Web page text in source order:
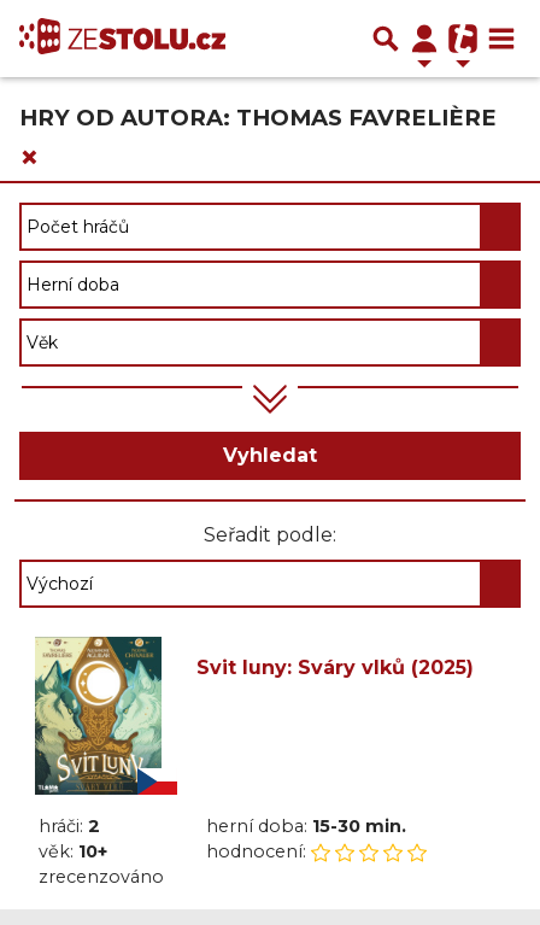
HRY OD AUTORA: THOMAS FAVRELIÈRE
×
Vyhledat
Seřadit podle:
Svit luny: Sváry vlků (2025)
hráči: 2 herní doba: 15-30 min.
věk: 10+
hodnocení:
zrecenzováno